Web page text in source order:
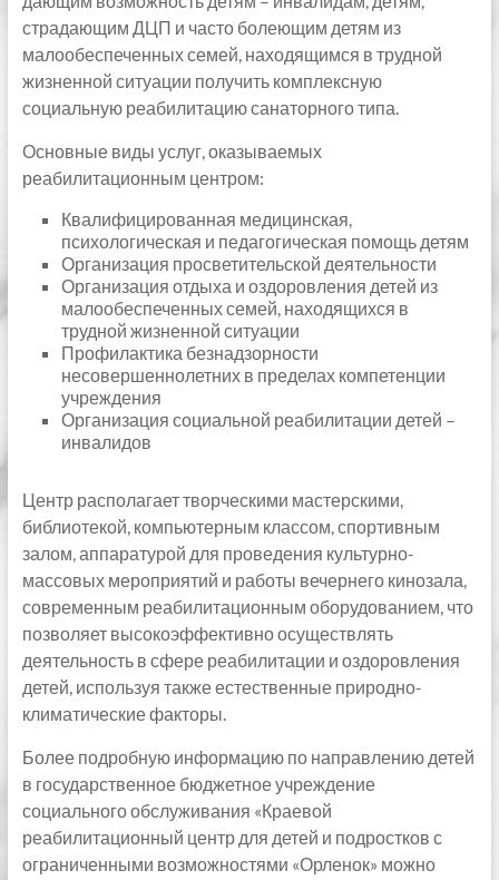
страдающим ДЦП и часто болеющим детям из
малообеспеченных семей, находящимся в трудной
жизненной ситуации получить комплексную
социальную реабилитацию санаторного типа.
Основные виды услуг, оказываемых
реабилитационным центром:
Квалифицированная медицинская,
психологическая и педагогическая помощь детям
Организация просветительской деятельности
Организация отдыха и оздоровления детей из
малообеспеченных семей, находящихся в
трудной жизненной ситуации
Профилактика безнадзорности
несовершеннолетних в пределах компетенции
учреждения
Организация социальной реабилитации детей –
инвалидов
Центр располагает творческими мастерскими,
библиотекой, компьютерным классом, спортивным
залом, аппаратурой для проведения культурно-
массовых мероприятий и работы вечернего кинозала,
современным реабилитационным оборудованием, что
позволяет высокоэффективно осуществлять
деятельность в сфере реабилитации и оздоровления
детей, используя также естественные природно-
климатические факторы.
Более подробную информацию по направлению детей
в государственное бюджетное учреждение
социального обслуживания «Краевой
реабилитационный центр для детей и подростков с
ограниченными возможностями «Орленок» можно